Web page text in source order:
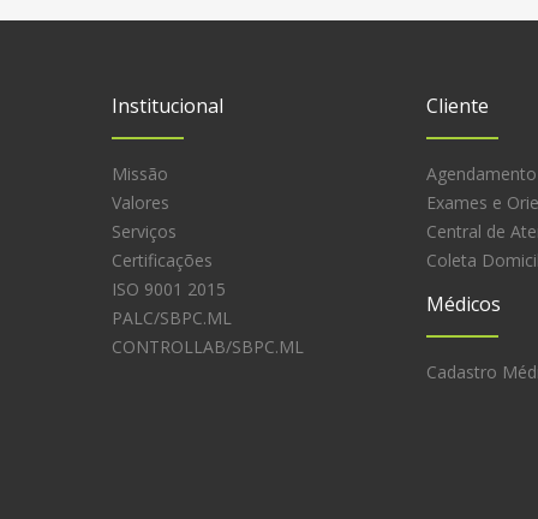
Institucional
Missão
Valores
Serviços
Certificações
ISO 9001 2015
PALC/SBPC.ML
CONTROLLAB/SBPC.ML
Cliente
Agendamento
Exames e
Central de
Coleta
Médicos
Cadastro